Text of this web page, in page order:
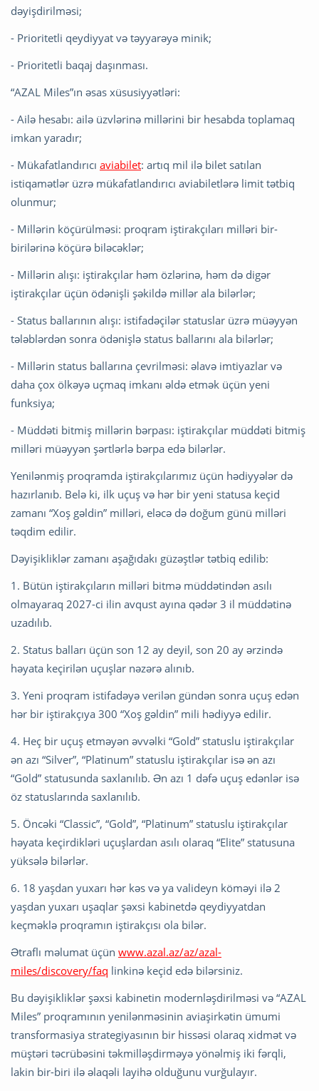
dəyişdirilməsi;
- Prioritetli qeydiyyat və təyyarəyə minik;
- Prioritetli baqaj daşınması.
“AZAL Miles”ın əsas xüsusiyyətləri:
- Ailə hesabı: ailə üzvlərinə millərini bir hesabda toplamaq
imkan yaradır;
- Mükafatlandırıcı aviabilet: artıq mil ilə bilet satılan
istiqamətlər üzrə mükafatlandırıcı aviabiletlərə limit tətbiq
olunmur;
- Millərin köçürülməsi: proqram iştirakçıları milləri bir-
birilərinə köçürə biləcəklər;
- Millərin alışı: iştirakçılar həm özlərinə, həm də digər
iştirakçılar üçün ödənişli şəkildə millər ala bilərlər;
- Status ballarının alışı: istifadəçilər statuslar üzrə müəyyən
tələblərdən sonra ödənişlə status ballarını ala bilərlər;
- Millərin status ballarına çevrilməsi: əlavə imtiyazlar və
daha çox ölkəyə uçmaq imkanı əldə etmək üçün yeni
funksiya;
- Müddəti bitmiş millərin bərpası: iştirakçılar müddəti bitmiş
milləri müəyyən şərtlərlə bərpa edə bilərlər.
Yenilənmiş proqramda iştirakçılarımız üçün hədiyyələr də
hazırlanıb. Belə ki, ilk uçuş və hər bir yeni statusa keçid
zamanı “Xoş gəldin” milləri, eləcə də doğum günü milləri
təqdim edilir.
Dəyişikliklər zamanı aşağıdakı güzəştlər tətbiq edilib:
1. Bütün iştirakçıların milləri bitmə müddətindən asılı
olmayaraq 2027-ci ilin avqust ayına qədər 3 il müddətinə
uzadılıb.
2. Status balları üçün son 12 ay deyil, son 20 ay ərzində
həyata keçirilən uçuşlar nəzərə alınıb.
3. Yeni proqram istifadəyə verilən gündən sonra uçuş edən
hər bir iştirakçıya 300 “Xoş gəldin” mili hədiyyə edilir.
4. Heç bir uçuş etməyən əvvəlki “Gold” statuslu iştirakçılar
ən azı “Silver”, “Platinum” statuslu iştirakçılar isə ən azı
“Gold” statusunda saxlanılıb. Ən azı 1 dəfə uçuş edənlər isə
öz statuslarında saxlanılıb.
5. Öncəki “Classic”, “Gold”, “Platinum” statuslu iştirakçılar
həyata keçirdikləri uçuşlardan asılı olaraq “Elite” statusuna
yüksələ bilərlər.
6. 18 yaşdan yuxarı hər kəs və ya valideyn köməyi ilə 2
yaşdan yuxarı uşaqlar şəxsi kabinetdə qeydiyyatdan
keçməklə proqramın iştirakçısı ola bilər.
Ətraflı məlumat üçün www.azal.az/az/azal-
miles/discovery/faq linkinə keçid edə bilərsiniz.
Bu dəyişikliklər şəxsi kabinetin modernləşdirilməsi və “AZAL
Miles” proqramının yenilənməsinin aviaşirkətin ümumi
transformasiya strategiyasının bir hissəsi olaraq xidmət və
müştəri təcrübəsini təkmilləşdirməyə yönəlmiş iki fərqli,
lakin bir-biri ilə əlaqəli layihə olduğunu vurğulayır.